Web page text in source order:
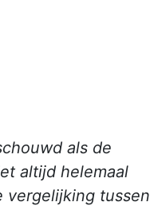
als de
altijd helemaal
vergelijking tussen